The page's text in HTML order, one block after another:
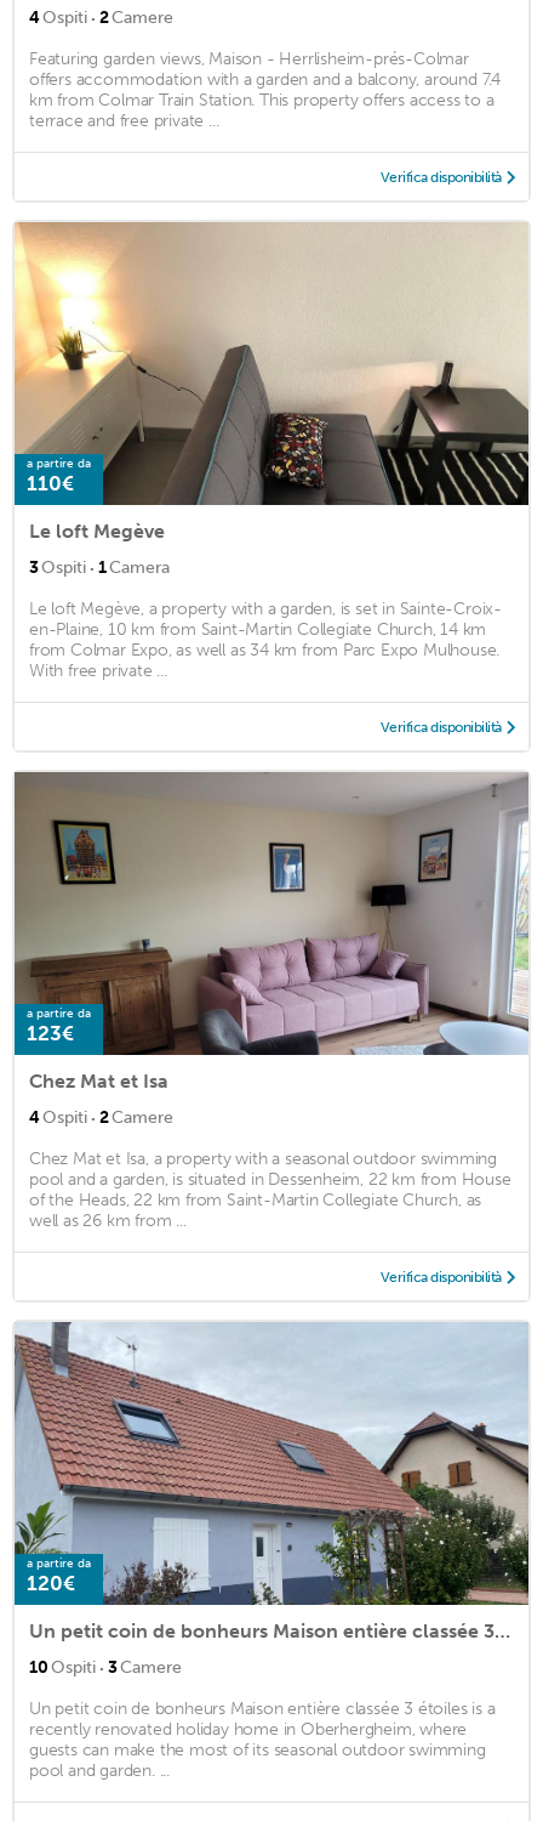
4Ospiti · 2Camere
Featuring garden views, Maison - Herrlisheim-prés-Colmar
offers accommodation with a garden and a balcony, around 7.4
km from Colmar Train Station. This property offers access to a
terrace and free private ...
Verifica disponibilità
a partire da
110€
Le loft Megève
3Ospiti · 1Camera
Le loft Megève, a property with a garden, is set in Sainte-Croix-
en-Plaine, 10 km from Saint-Martin Collegiate Church, 14 km
from Colmar Expo, as well as 34 km from Parc Expo Mulhouse.
With free private ...
Verifica disponibilità
a partire da
123€
Chez Mat et Isa
4Ospiti · 2Camere
Chez Mat et Isa, a property with a seasonal outdoor swimming
pool and a garden, is situated in Dessenheim, 22 km from House
of the Heads, 22 km from Saint-Martin Collegiate Church, as
well as 26 km from ...
Verifica disponibilità
a partire da
120€
Un petit coin de bonheurs Maison entière classée 3 étoiles
10Ospiti · 3Camere
Un petit coin de bonheurs Maison entière classée 3 étoiles is a
recently renovated holiday home in Oberhergheim, where
guests can make the most of its seasonal outdoor swimming
pool and garden. ...